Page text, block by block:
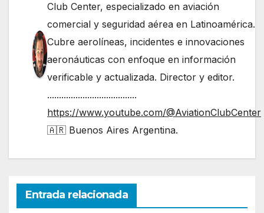
Club Center, especializado en aviación
comercial y seguridad aérea en Latinoamérica.
Cubre aerolíneas, incidentes e innovaciones
aeronáuticas con enfoque en información
verificable y actualizada. Director y editor.
......................................
https://www.youtube.com/@AviationClubCenter
🇦🇷 Buenos Aires Argentina.
Entrada relacionada